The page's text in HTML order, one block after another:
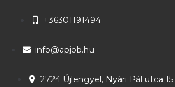
+36301191494
info@apjob.hu
2724 Újlengyel, Nyári Pál utca 15.